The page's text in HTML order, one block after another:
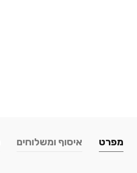
איסוף ומשלוחים מפרט